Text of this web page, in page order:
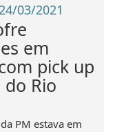
03/2021
em
pick up
do Rio
PM estava em